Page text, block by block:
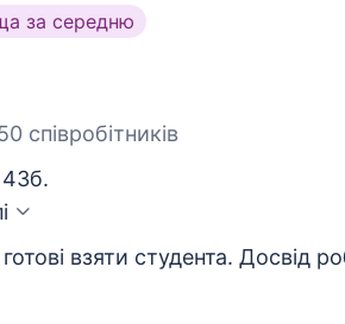
за середню
співробітників
взяти студента. Досвід